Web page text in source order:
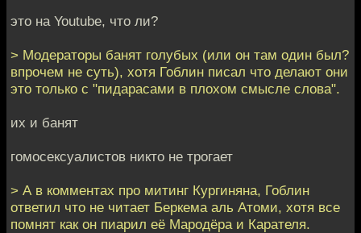
это на Youtube, что ли?
> Модераторы банят голубых (или он там один был?
впрочем не суть), хотя Гоблин писал что делают они
это только с "пидарасами в плохом смысле слова".
их и банят
гомосексуалистов никто не трогает
> А в комментах про митинг Кургиняна, Гоблин
ответил что не читает Беркема аль Атоми, хотя все
помнят как он пиарил её Мародёра и Карателя.